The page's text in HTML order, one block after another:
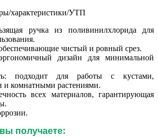
характеристики/УТП
ручка из поливинилхлорида для
чистый и ровный срез.
дизайн для минимальной
подходит для работы с кустами,
и комнатными растениями.
всех материалов, гарантирующая
получаете: